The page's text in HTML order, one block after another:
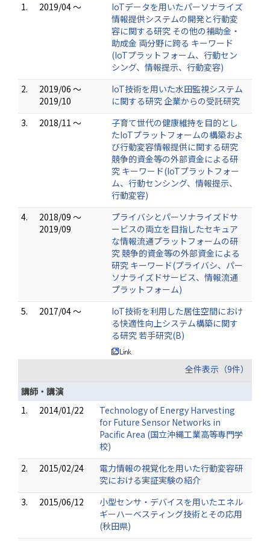
1.
2019/04 ～
IoTデータを用いたパーソナライズ
情報提供システムの開発と行動変
容に関する研究 その他の補助金・
助成金 両分野に跨る キーワード
(IoTプラットフォーム、行動セン
シング、情報提示、行動変容)
2.
2019/06 ～
2019/10
IoT技術を用いた水田監視システム
に関する研究 企業からの受託研究
3.
2018/11 ～
子育て世代の健康維持を目的とし
たIoTプラットフォームの構築およ
び行動変容情報提供に関する研究
競争的資金等の外部資金による研
究 キーワード(IoTプラットフォー
ム、行動センシング、情報提示、
行動変容)
4.
2018/09 ～
2019/09
プライバシとパーソナライズドサ
ービスの両立を目指したセキュア
な情報流通プラットフォームの研
究 競争的資金等の外部資金による
研究 キーワード(プライバシ、パー
ソナライズドサービス、情報流通
プラットフォーム)
5.
2017/04 ～
IoT技術を利用した居住空間におけ
る快適性向上システム構築に関す
る研究 若手研究(B)
全件表示（9件）
講師・講演
1.
2014/01/22
Technology of Energy Harvesting
for Future Sensor Networks in
Pacific Area (国立沖縄工業高等専門学
校)
2.
2015/02/24
電力情報の視覚化を用いた行動変容研
究における実証実験の紹介
3.
2015/06/12
小型センサ・デバイスを用いたエネル
ギーハーベスティング技術とその応用
(秋田県)